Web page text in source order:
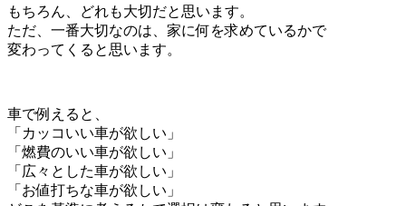
もちろん、どれも大切だと思います。
ただ、一番大切なのは、家に何を求めているかで
変わってくると思います。
車で例えると、
「カッコいい車が欲しい」
「燃費のいい車が欲しい」
「広々とした車が欲しい」
「お値打ちな車が欲しい」